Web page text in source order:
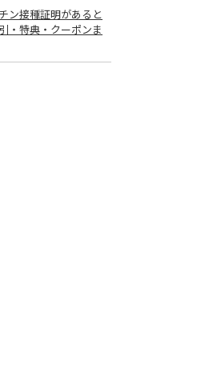
ン接種証明があると
・特典・クーポンま